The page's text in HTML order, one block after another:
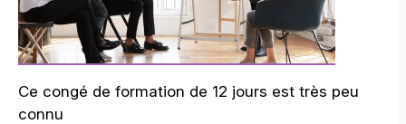
Ce congé de formation de 12 jours est très peu
connu